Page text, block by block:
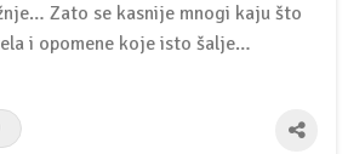
Zato se kasnije mnogi kaju što
i opomene koje isto šalje…